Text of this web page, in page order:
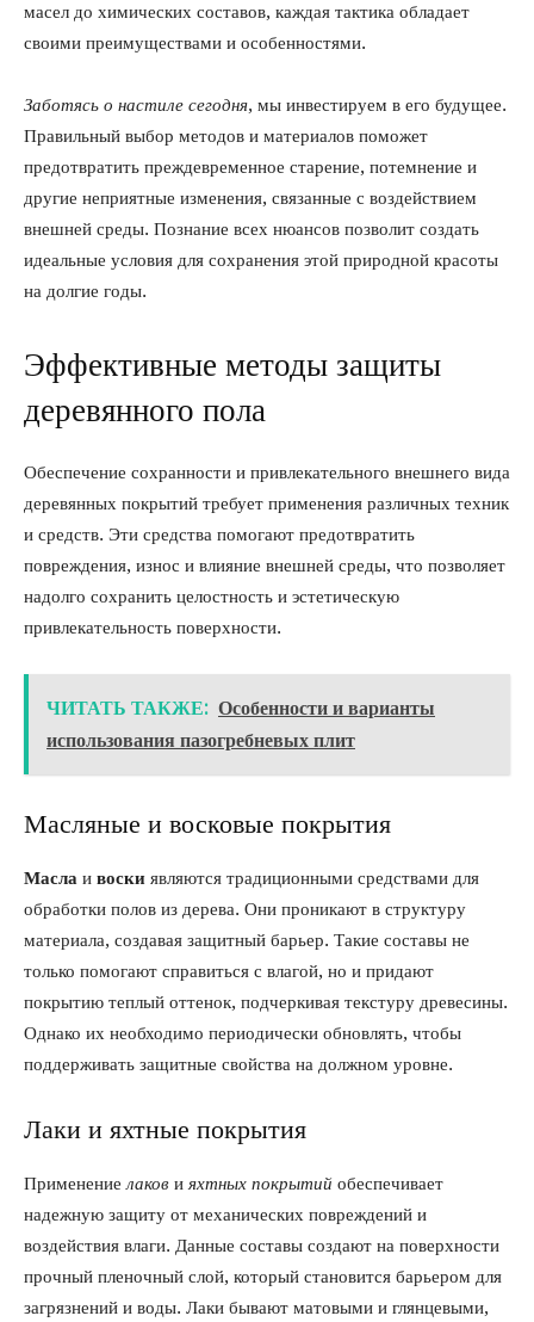
масел до химических составов, каждая тактика обладает
своими преимуществами и особенностями.
Заботясь о настиле сегодня, мы инвестируем в его будущее.
Правильный выбор методов и материалов поможет
предотвратить преждевременное старение, потемнение и
другие неприятные изменения, связанные с воздействием
внешней среды. Познание всех нюансов позволит создать
идеальные условия для сохранения этой природной красоты
на долгие годы.
Эффективные методы защиты
деревянного пола
Обеспечение сохранности и привлекательного внешнего вида
деревянных покрытий требует применения различных техник
и средств. Эти средства помогают предотвратить
повреждения, износ и влияние внешней среды, что позволяет
надолго сохранить целостность и эстетическую
привлекательность поверхности.
ЧИТАТЬ ТАКЖЕ: Особенности и варианты
использования пазогребневых плит
Масляные и восковые покрытия
Масла и воски являются традиционными средствами для
обработки полов из дерева. Они проникают в структуру
материала, создавая защитный барьер. Такие составы не
только помогают справиться с влагой, но и придают
покрытию теплый оттенок, подчеркивая текстуру древесины.
Однако их необходимо периодически обновлять, чтобы
поддерживать защитные свойства на должном уровне.
Лаки и яхтные покрытия
Применениелаков ияхтных покрытий обеспечивает
надежную защиту от механических повреждений и
воздействия влаги. Данные составы создают на поверхности
прочный пленочный слой, который становится барьером для
загрязнений и воды. Лаки бывают матовыми и глянцевыми,